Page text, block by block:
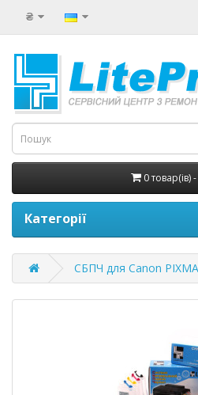
₴
0 товар(ів)
Категорії
СБПЧ для Canon